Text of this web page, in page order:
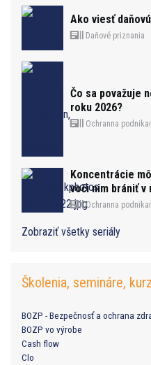
Ako viesť
Daňové priznania
Čo sa považuje
roku 2026?
Ochranna
Koncentrácie
voči nim brániť v
Ochranna
Zobraziť všetky seriály
Školenia, semináre,
BOZP - Bezpečnosť a ochrana
BOZP vo výrobe
Cash flow
Clo